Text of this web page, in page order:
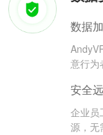
数据
意行为
安全
企业员
源，无